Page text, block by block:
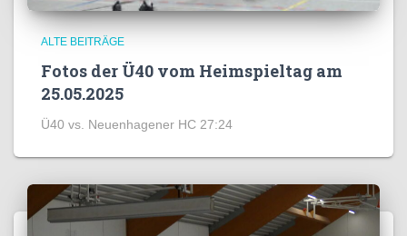
ALTE BEITRÄGE
Fotos der Ü40 vom Heimspieltag am
25.05.2025
Ü40 vs. Neuenhagener HC 27:24